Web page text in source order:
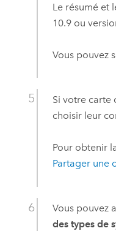
Le résumé et
10.9 ou
Vous pouvez
Si votre carte
choisir leur
Pour obtenir
Partager une
Vous pouvez
des types de